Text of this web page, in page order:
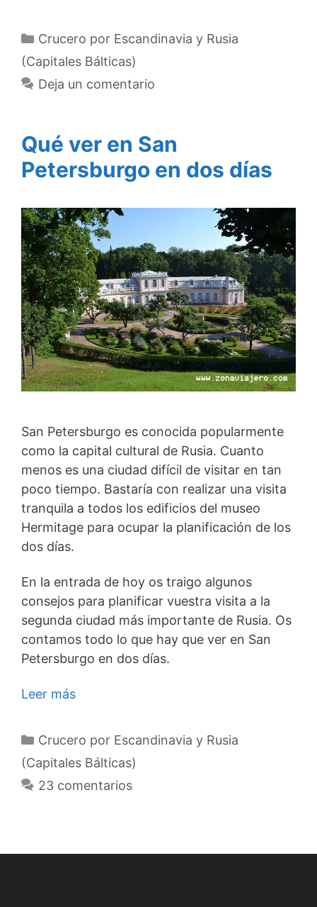
Categorías
Crucero por Escandinavia y Rusia
(Capitales Bálticas)
Deja un comentario
Qué ver en San
Petersburgo en dos días
San Petersburgo es conocida popularmente
como la capital cultural de Rusia. Cuanto
menos es una ciudad difícil de visitar en tan
poco tiempo. Bastaría con realizar una visita
tranquila a todos los edificios del museo
Hermitage para ocupar la planificación de los
dos días.
En la entrada de hoy os traigo algunos
consejos para planificar vuestra visita a la
segunda ciudad más importante de Rusia. Os
contamos todo lo que hay que ver en San
Petersburgo en dos días.
Leer más
Categorías
Crucero por Escandinavia y Rusia
(Capitales Bálticas)
23 comentarios